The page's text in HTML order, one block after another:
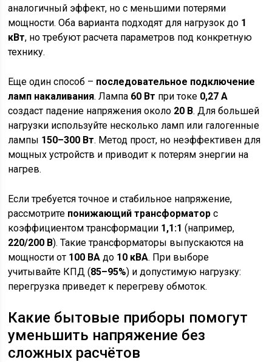
аналогичный эффект, но с меньшими потерями
мощности. Оба варианта подходят для нагрузок до 1
кВт, но требуют расчета параметров под конкретную
технику.
Еще один способ – последовательное подключение
ламп накаливания. Лампа 60 Вт при токе 0,27 А
создаст падение напряжения около 20 В. Для большей
нагрузки используйте несколько ламп или галогенные
лампы 150–300 Вт. Метод прост, но неэффективен для
мощных устройств и приводит к потерям энергии на
нагрев.
Если требуется точное и стабильное напряжение,
рассмотрите понижающий трансформатор с
коэффициентом трансформации 1,1:1 (например,
220/200 В). Такие трансформаторы выпускаются на
мощности от 100 ВА до 10 кВА. При выборе
учитывайте КПД (85–95%) и допустимую нагрузку:
перегрузка приведет к перегреву обмоток.
Какие бытовые приборы помогут
уменьшить напряжение без
сложных расчётов